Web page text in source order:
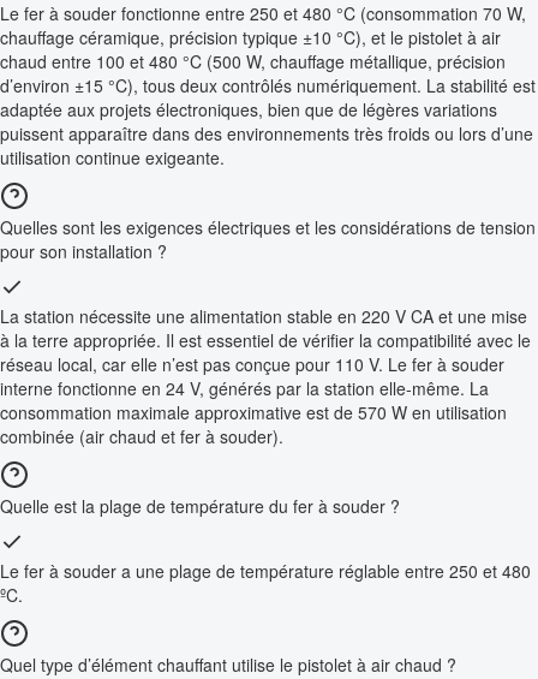
Le fer à souder fonctionne entre 250 et 480 °C (consommation 70 W,
chauffage céramique, précision typique ±10 °C), et le pistolet à air
chaud entre 100 et 480 °C (500 W, chauffage métallique, précision
d’environ ±15 °C), tous deux contrôlés numériquement. La stabilité est
adaptée aux projets électroniques, bien que de légères variations
puissent apparaître dans des environnements très froids ou lors d’une
utilisation continue exigeante.
Quelles sont les exigences électriques et les considérations de tension
pour son installation ?
La station nécessite une alimentation stable en 220 V CA et une mise
à la terre appropriée. Il est essentiel de vérifier la compatibilité avec le
réseau local, car elle n’est pas conçue pour 110 V. Le fer à souder
interne fonctionne en 24 V, générés par la station elle-même. La
consommation maximale approximative est de 570 W en utilisation
combinée (air chaud et fer à souder).
Quelle est la plage de température du fer à souder ?
Le fer à souder a une plage de température réglable entre 250 et 480
ºC.
Quel type d’élément chauffant utilise le pistolet à air chaud ?